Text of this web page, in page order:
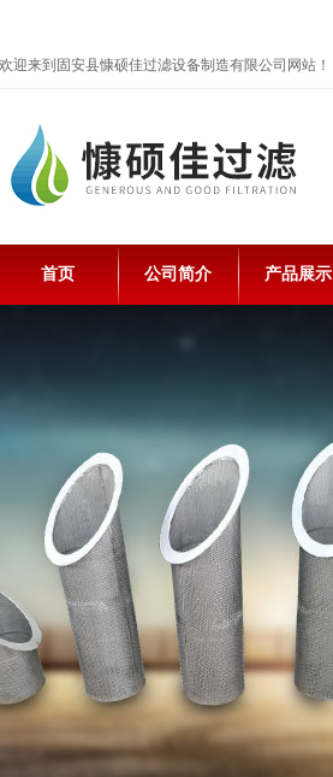
欢迎来到固安县慷硕佳过滤设备制造有限公司网站！
首页 公司简介 产品展示